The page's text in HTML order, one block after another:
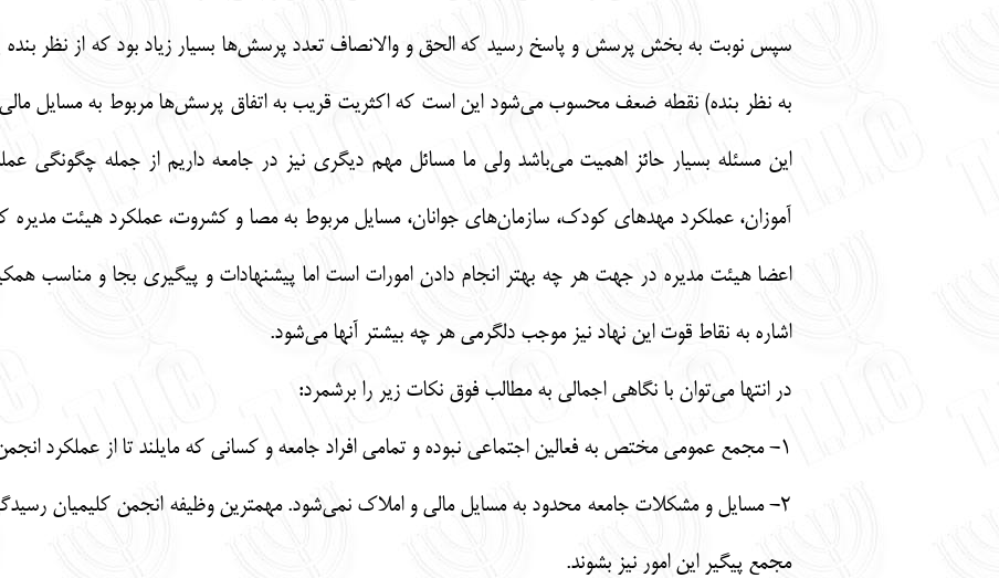
سپس نوبت به بخش پرسش و پاسخ رسید که الحق و والانصاف تعدد پرسش‌ها بسیار زیاد بود که از نظر
به نظر بنده) نقطه ضعف محسوب می‌شود این است که اکثریت قریب به اتفاق پرسش‌ها مربوط به مسایل
این مسئله بسیار حائز اهمیت می‌باشد ولی ما مسائل مهم دیگری نیز در جامعه داریم از جمله چگونگی
آموزان، عملکرد مهدهای کودک، سازمان‌های جوانان، مسایل مربوط به مصا و کشروت، عملکرد هیئت مدیره
اعضا هیئت مدیره در جهت هر چه بهتر انجام دادن امورات است اما پیشنهادات و پیگیری بجا و مناسب
اشاره به نقاط قوت این نهاد نیز موجب دلگرمی هر چه بیشتر آنها می‌شود.
در انتها می‌توان با نگاهی اجمالی به مطالب فوق نکات زیر را برشمرد:
1- مجمع عمومی مختص به فعالین اجتماعی نبوده و تمامی افراد جامعه و کسانی که مایلند تا از عملکرد انجمن کلیمیان قرار گیرند می‌توانند در آن شرکت نمایند.
2- مسایل و مشکلات جامعه محدود به مسایل مالی و املاک نمی‌شود. مهمترین وظیفه انجمن کلیمیان
مجمع پیگیر این امور نیز بشوند.